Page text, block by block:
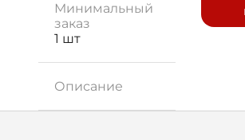
Минимальный
заказ
1 шт
Описание